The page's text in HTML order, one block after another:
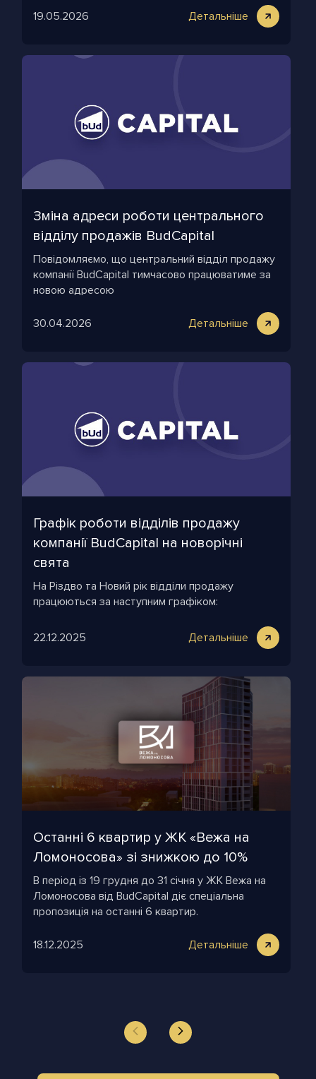
19.05.2026
Детальніше
Зміна адреси роботи центрального
відділу продажів BudCapital
Повідомляємо, що центральний відділ продажу
компанії BudCapital тимчасово працюватиме за
новою адресою
30.04.2026 Детальніше
Графік роботи відділів продажу
компанії BudCapital на новорічні
свята
На Різдво та Новий рік відділи продажу
працюються за наступним графіком:
22.12.2025 Детальніше
Останні 6 квартир у ЖК «Вежа на
Ломоносова» зі знижкою до 10%
В період із 19 грудня до 31 січня у ЖК Вежа на
Ломоносова від BudCapital діє спеціальна
пропозиція на останні 6 квартир.
18.12.2025 Детальніше